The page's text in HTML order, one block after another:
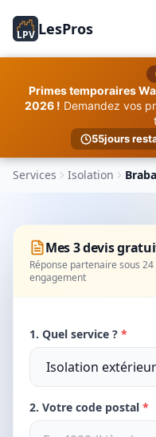
LPV LesPros
Primes temporaires
2026 ! Demandez vos
55jours
Services Isolation
Mes 3 devis
Réponse partenaire sous
engagement
1. Quel service ? *
2. Votre code postal *